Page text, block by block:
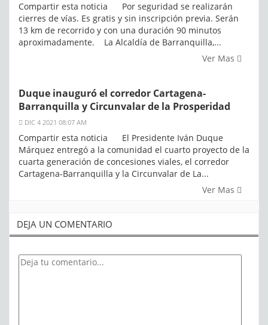
Compartir esta noticia Por seguridad se realizarán
cierres de vías. Es gratis y sin inscripción previa. Serán
13 km de recorrido y con una duración 90 minutos
aproximadamente. La Alcaldía de Barranquilla,...
Ver Mas
Duque inauguró el corredor Cartagena-
Barranquilla y Circunvalar de la Prosperidad
DIC 4 2021 08:07 AM
Compartir esta noticia El Presidente Iván Duque
Márquez entregó a la comunidad el cuarto proyecto de la
cuarta generación de concesiones viales, el corredor
Cartagena-Barranquilla y la Circunvalar de La...
Ver Mas
DEJA UN COMENTARIO